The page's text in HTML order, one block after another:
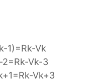
1)=Rk-Vk
2=Rk-Vk-3
Vk+3